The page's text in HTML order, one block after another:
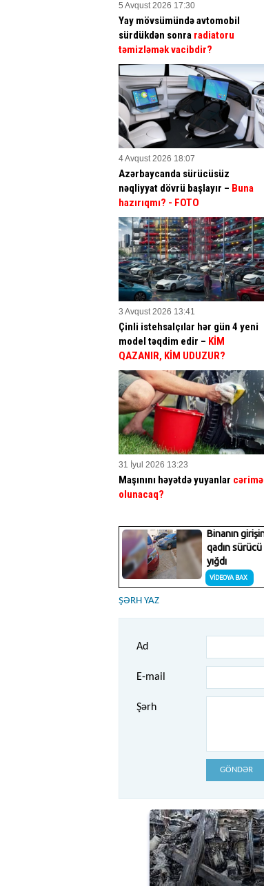
5 Avqust 2026 17:30
Yay mövsümündə avtomobil
sürdükdən sonra radiatoru
təmizləmək vacibdir?
4 Avqust 2026 18:07
Azərbaycanda sürücüsüz
nəqliyyat dövrü başlayır – Buna
hazırıqmı? - FOTO
3 Avqust 2026 13:41
Çinli istehsalçılar hər gün 4 yeni
model təqdim edir – KİM
QAZANIR, KİM UDUZUR?
31 İyul 2026 13:23
Maşınını həyətdə yuyanlar cərimə
olunacaq?
ŞƏRH YAZ
Ad
E-mail
Şərh
GÖNDƏR